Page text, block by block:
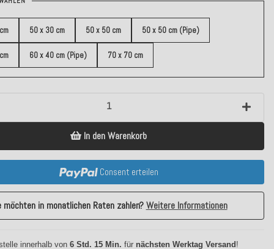
50 x 30 cm 50 x 50 cm 50 x 50 cm (Pipe)
60 x 40 cm (Pipe) 70 x 70 cm
In den Warenkorb
Consent erteilen
möchten in monatlichen Raten zahlen?Weitere Informationen
innerhalb von6 Std. 15 Min. für nächsten Werktag Versand !